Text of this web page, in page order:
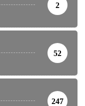
2
52
247